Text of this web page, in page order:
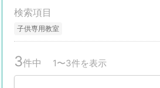
検索項目
子供専用教室
3件中 1〜3件を表示